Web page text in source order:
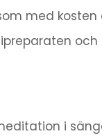
med
i